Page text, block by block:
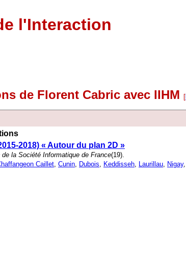
l'Interaction
de Florent Cabric avec IIHM [
2018) « Autour du plan 2D »
la Société Informatique de France(19).
Caillet, Cunin, Dubois, Keddisseh, Laurillau, Nigay,